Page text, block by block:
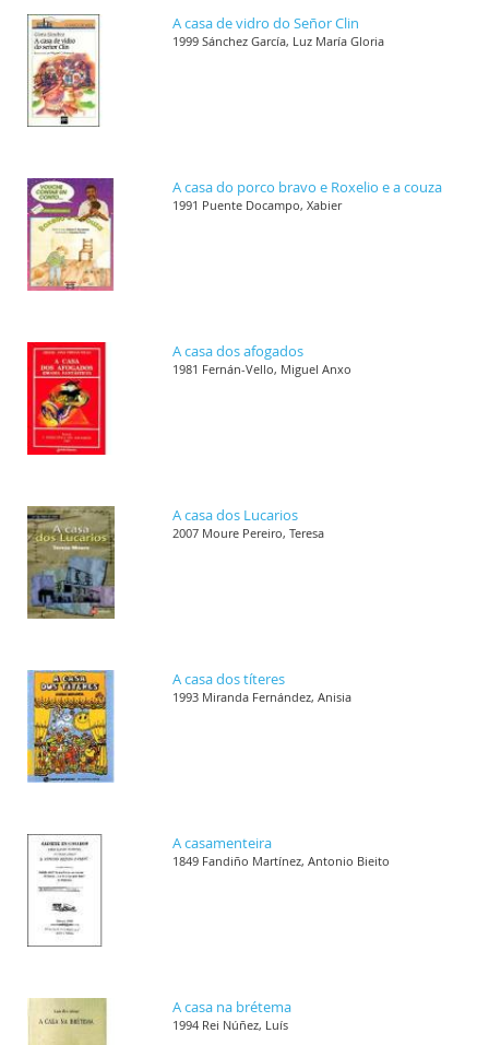
A casa de vidro do Señor Clin
1999 Sánchez García, Luz María Gloria
A casa do porco bravo e Roxelio e a couza
1991 Puente Docampo, Xabier
A casa dos afogados
1981 Fernán-Vello, Miguel Anxo
A casa dos Lucarios
2007 Moure Pereiro, Teresa
A casa dos títeres
1993 Miranda Fernández, Anisia
A casamenteira
1849 Fandiño Martínez, Antonio Bieito
A casa na brétema
1994 Rei Núñez, Luís